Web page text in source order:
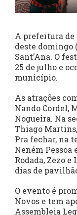
A prefeitura de
deste domingo
Sant’Ana. O
25 de julho e
município.
As atrações
Nando Cordel,
Nogueira. Na
Thiago
Pra fechar, na
Neném Pessoa
Rodada, Zezo
dias de
O evento é
Novos e tem
Assembleia